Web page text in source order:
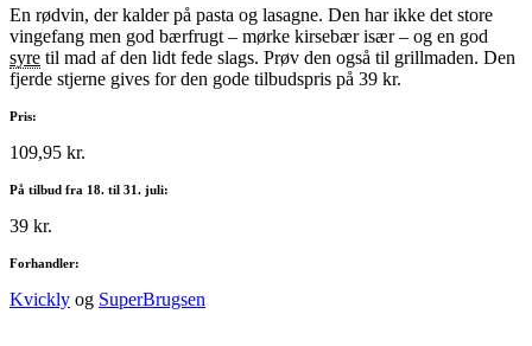
En rødvin, der kalder på pasta og lasagne. Den har ikke det store
vingefang men god bærfrugt – mørke kirsebær især – og en god
syre til mad af den lidt fede slags. Prøv den også til grillmaden. Den
fjerde stjerne gives for den gode tilbudspris på 39 kr.
Pris:
109,95 kr.
På tilbud fra 18. til 31. juli:
39 kr.
Forhandler:
Kvickly og SuperBrugsen